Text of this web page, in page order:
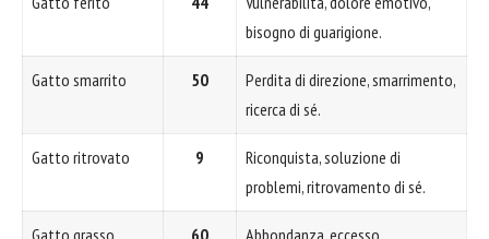
bisogno di guarigione.
Gatto smarrito 50
Perdita di direzione, smarrimento,
ricerca di sé.
Gatto ritrovato 9
Riconquista, soluzione di
problemi, ritrovamento di sé.